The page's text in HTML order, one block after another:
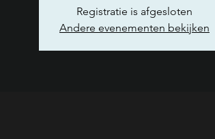
Registratie is afgesloten
Andere evenementen bekijken